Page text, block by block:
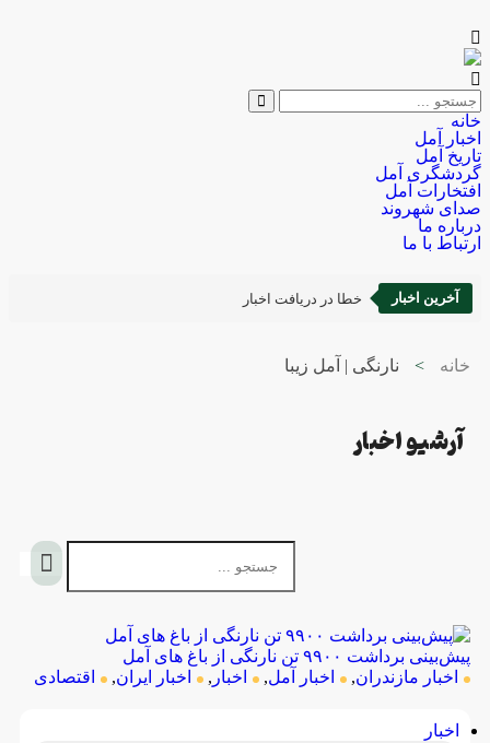
خانه
اخبار آمل
تاریخ آمل
گردشگری آمل
افتخارات آمل
صدای شهروند
درباره ما
ارتباط با ما
آخرین اخبار خطا در دریافت اخبار
خانه > نارنگی | آمل زیبا
آرشیو اخبار
پیش‌بینی برداشت ۹۹۰۰ تن نارنگی از باغ های آمل
اخبار مازندران, اخبار آمل, اخبار , اخبار ایران, اقتصادی
اخبار